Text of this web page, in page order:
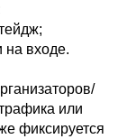
на входе.
или
фиксируется